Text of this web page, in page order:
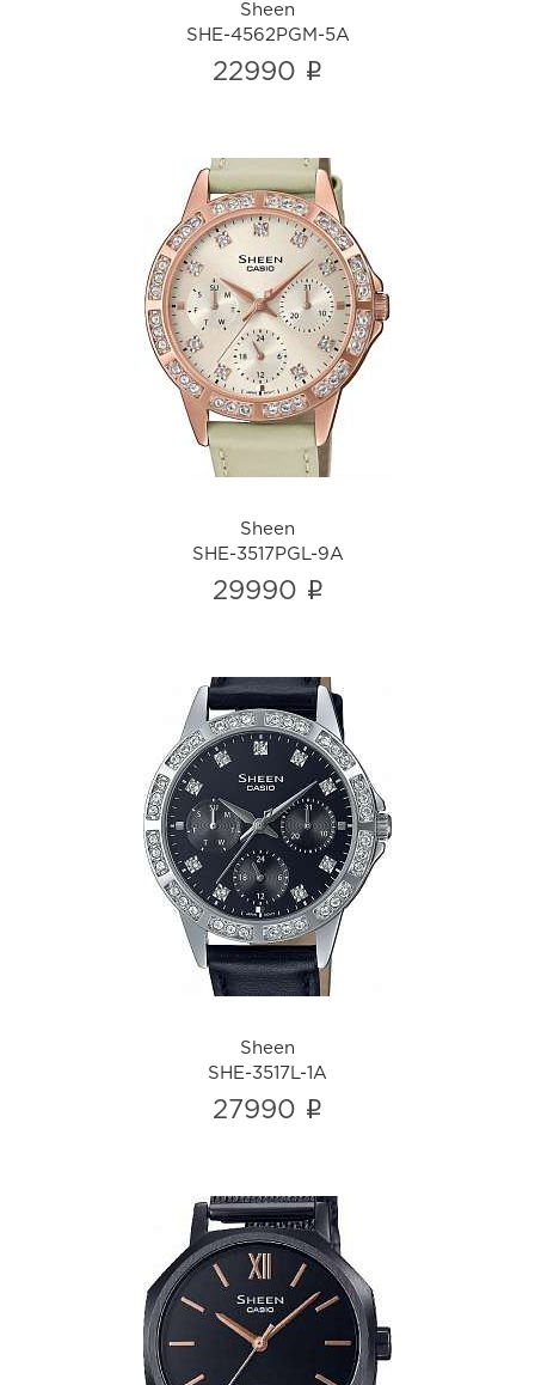
Sheen
SHE-4562PGM-5A
22990 i
Sheen
SHE-3517PGL-9A
i
Sheen
SHE-3517PGL-9A
29990 i
Sheen
SHE-3517L-1A
i
Sheen
SHE-3517L-1A
27990 i
Sheen
SHE-4554BM-1A